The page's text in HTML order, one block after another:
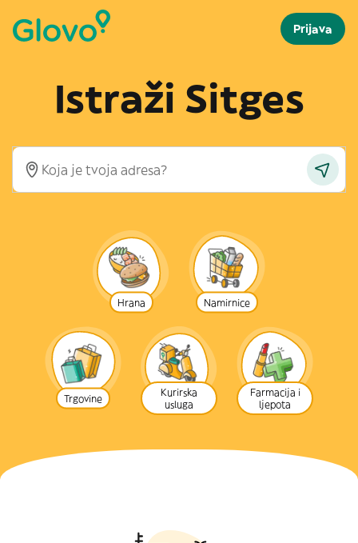
Prijava
Istraži Sitges
Hrana Namirnice
Trgovine
Kurirska
usluga
Farmacija i
ljepota